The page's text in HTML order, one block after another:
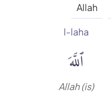
Allah
l-laha
ٱللَّهَ
Allah (is)